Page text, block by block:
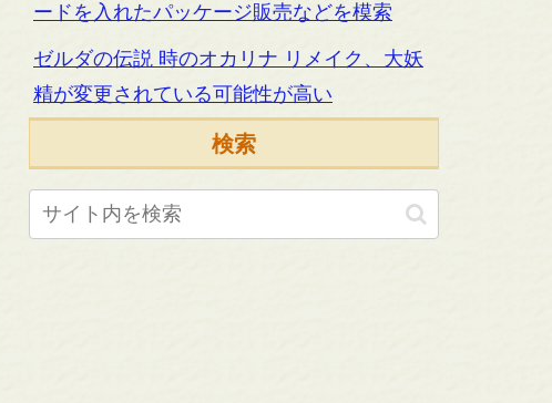
ードを入れたパッケージ販売などを模索
ゼルダの伝説 時のオカリナ リメイク、大妖
精が変更されている可能性が高い
検索